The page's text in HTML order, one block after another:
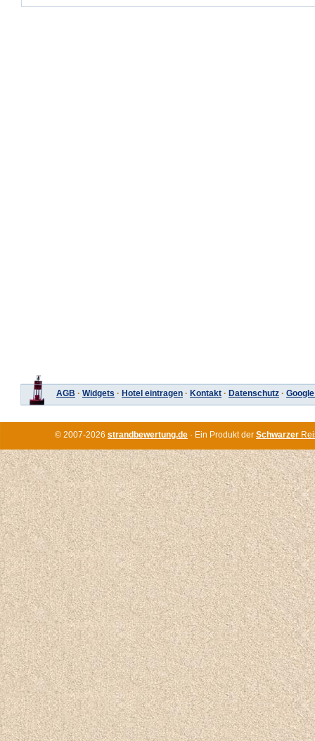
AGB · Widgets · Hotel eintragen · Kontakt · Datenschutz ·
© 2007-2026 strandbewertung.de · Ein Produkt der Schwarzer